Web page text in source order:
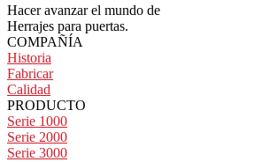
Hacer avanzar el mundo de
Herrajes para puertas.
COMPAÑÍA
Historia
Fabricar
Calidad
PRODUCTO
Serie 1000
Serie 2000
Serie 3000